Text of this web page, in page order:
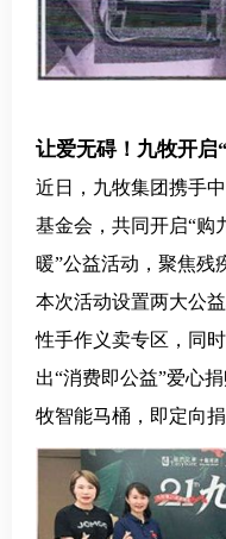
让爱无碍！ 九牧开启
近日，九牧集团携手
基金会，共同开启“购
暖”公益活动，聚焦残
本次活动设置两大公
性手作义卖专区，同
出“消费即公益”爱心
牧智能马桶，即定向捐